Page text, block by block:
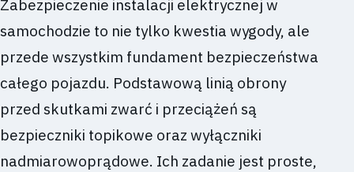
Zabezpieczenie instalacji elektrycznej w
samochodzie to nie tylko kwestia wygody, ale
przede wszystkim fundament bezpieczeństwa
całego pojazdu. Podstawową linią obrony
przed skutkami zwarć i przeciążeń są
bezpieczniki topikowe oraz wyłączniki
nadmiarowoprądowe. Ich zadanie jest proste,